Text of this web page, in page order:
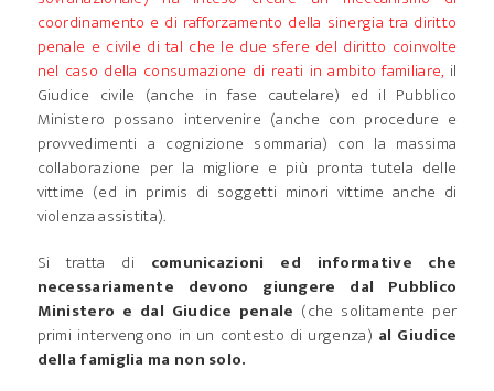
coordinamento e di rafforzamento della sinergia tra diritto
penale e civile di tal che le due sfere del diritto coinvolte
nel caso della consumazione di reati in ambito familiare, il
Giudice civile (anche in fase cautelare) ed il Pubblico
Ministero possano intervenire (anche con procedure e
provvedimenti a cognizione sommaria) con la massima
collaborazione per la migliore e più pronta tutela delle
vittime (ed in primis di soggetti minori vittime anche di
violenza assistita).
Si tratta di comunicazioni ed informative che
necessariamente devono giungere dal Pubblico
Ministero e dal Giudice penale (che solitamente per
primi intervengono in un contesto di urgenza) al Giudice
della famiglia ma non solo.